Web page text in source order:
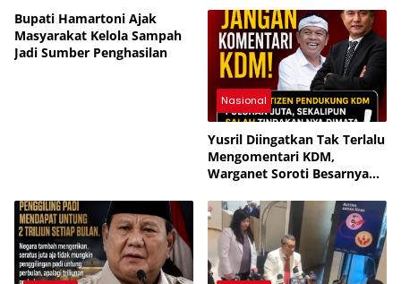
Bupati Hamartoni Ajak
Masyarakat Kelola Sampah
Jadi Sumber Penghasilan
Nasional
Yusril Diingatkan Tak Terlalu
Mengomentari KDM,
Warganet Soroti Besarnya